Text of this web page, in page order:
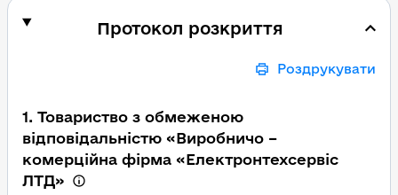
Протокол розкриття
Роздрукувати
1. Товариство з обмеженою
відповідальністю «Виробничо –
комерційна фірма «Електронтехсервіс
ЛТД»